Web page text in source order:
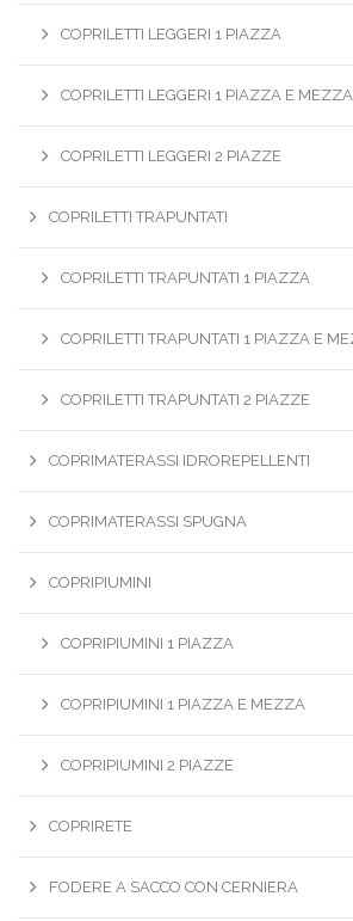
COPRILETTI LEGGERI 1 PIAZZA
COPRILETTI LEGGERI 1 PIAZZA E MEZZA
COPRILETTI LEGGERI 2 PIAZZE
COPRILETTI TRAPUNTATI
COPRILETTI TRAPUNTATI 1 PIAZZA
COPRILETTI TRAPUNTATI 1 PIAZZA E
COPRILETTI TRAPUNTATI 2 PIAZZE
COPRIMATERASSI IDROREPELLENTI
COPRIMATERASSI SPUGNA
COPRIPIUMINI
COPRIPIUMINI 1 PIAZZA
COPRIPIUMINI 1 PIAZZA E MEZZA
COPRIPIUMINI 2 PIAZZE
COPRIRETE
FODERE A SACCO CON CERNIERA